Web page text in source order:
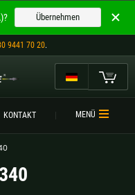
KONTAKT MENÜ
bei
aus:
Deutsch (CH)
Übernehmen
9441 70 20.
Die besten Armbrüste.
Mein Warenkorb
ARMBRÜSTE
ZUBEHÖR